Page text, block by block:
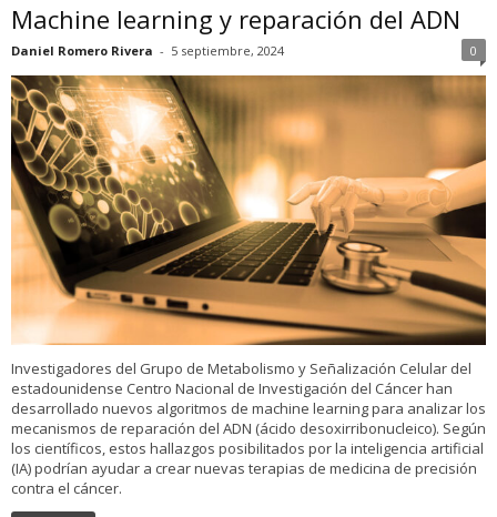
Machine learning y reparación del ADN
Daniel Romero Rivera - 5 septiembre, 2024 0
Investigadores del Grupo de Metabolismo y Señalización Celular del
estadounidense Centro Nacional de Investigación del Cáncer han
desarrollado nuevos algoritmos de machine learning para analizar los
mecanismos de reparación del ADN (ácido desoxirribonucleico). Según
los científicos, estos hallazgos posibilitados por la inteligencia artificial
(IA) podrían ayudar a crear nuevas terapias de medicina de precisión
contra el cáncer.